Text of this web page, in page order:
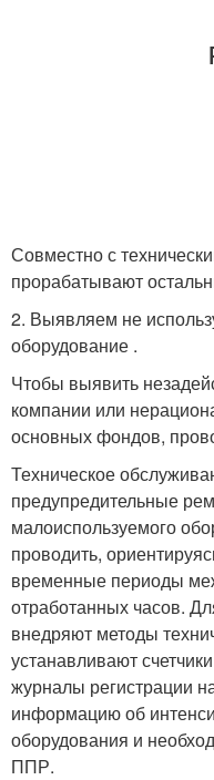
Совместно с
прорабатывают
2. Выявляем не
оборудование .
Чтобы выявить
компании или
основных фондов,
Техническое
предупредительные
малоиспользуемого
проводить,
временные периоды
отработанных часов.
внедряют методы
устанавливают
журналы регистрации
информацию об
оборудования и
ППР.